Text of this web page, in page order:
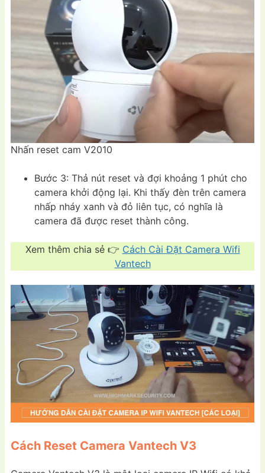
Nhấn reset cam V2010
Bước 3: Thả nút reset và đợi khoảng 1 phút cho
camera khởi động lại. Khi thấy đèn trên camera
nhấp nháy xanh và đỏ liên tục, có nghĩa là
camera đã được reset thành công.
Xem thêm chia sẻ 👉 Cách Cài Đặt Camera Wifi
Vantech
Cách Reset Camera Vantech V3